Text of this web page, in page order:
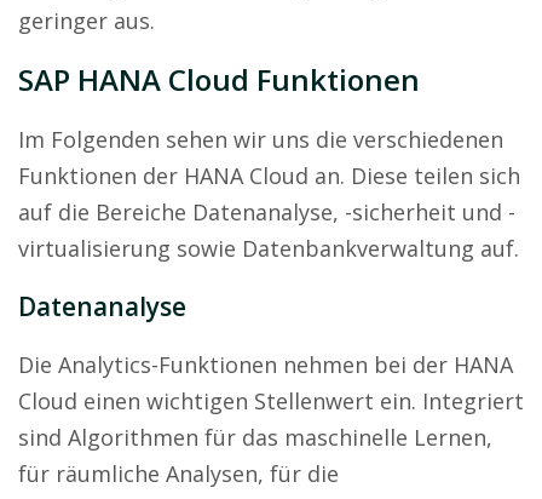
geringer aus.
SAP HANA Cloud Funktionen
Im Folgenden sehen wir uns die verschiedenen
Funktionen der HANA Cloud an. Diese teilen sich
auf die Bereiche Datenanalyse, -sicherheit und -
virtualisierung sowie Datenbankverwaltung auf.
Datenanalyse
Die Analytics-Funktionen nehmen bei der HANA
Cloud einen wichtigen Stellenwert ein. Integriert
sind Algorithmen für das maschinelle Lernen,
für räumliche Analysen, für die